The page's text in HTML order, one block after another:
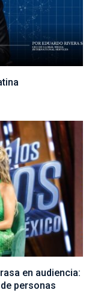
en audiencia:
personas